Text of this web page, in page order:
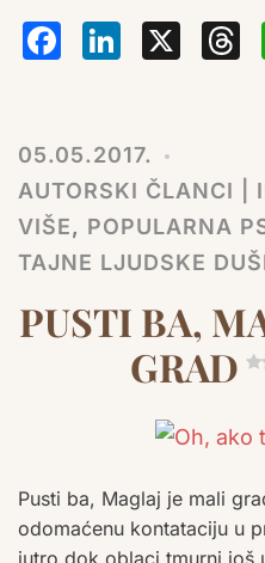
X
05.05.2017.
AUTORSKI ČLANCI |
VIŠE, POPULARNA
TAJNE LJUDSKE
PUSTI BA,
GRAD
Pusti ba, Maglaj je mali
odomaćenu kontataciju u